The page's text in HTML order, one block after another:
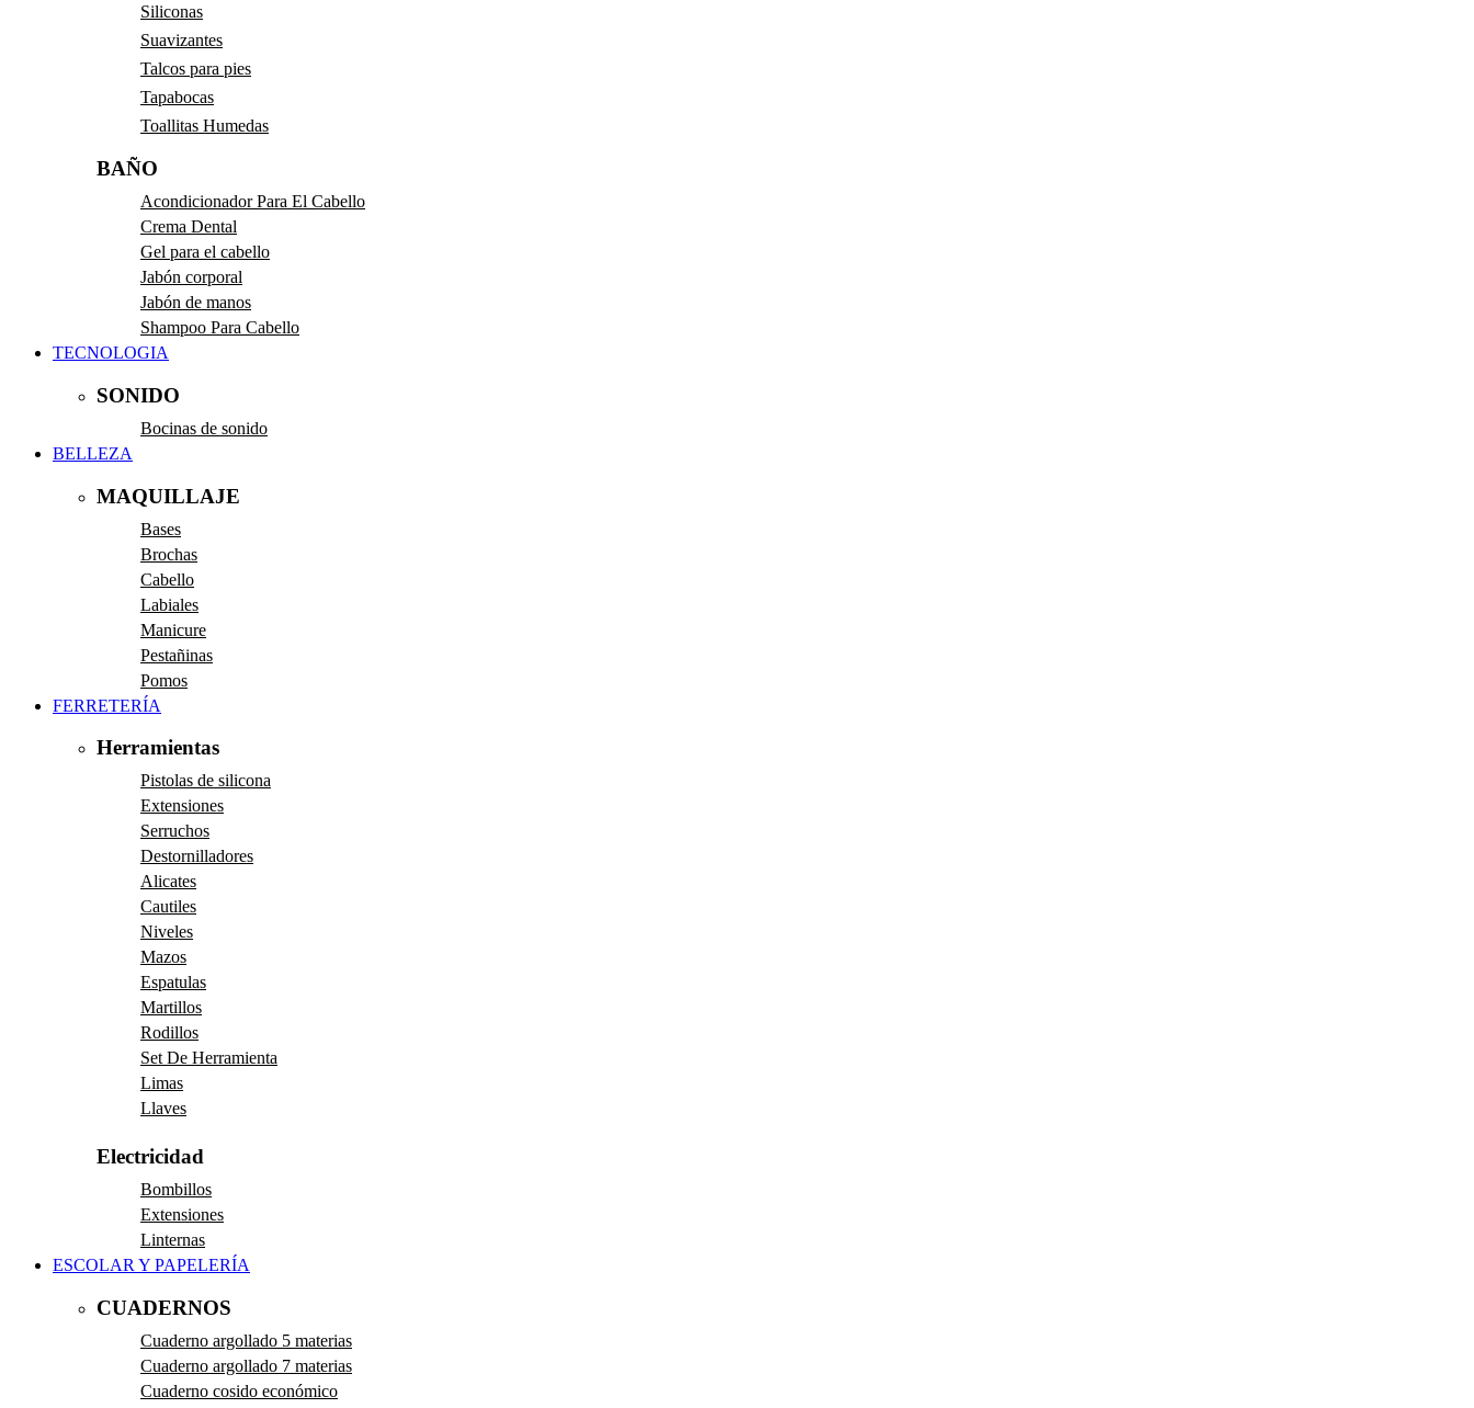
Siliconas
Suavizantes
Talcos para pies
Tapabocas
Toallitas Humedas
BAÑO
Acondicionador Para El Cabello
Crema Dental
Gel para el cabello
Jabón corporal
Jabón de manos
Shampoo Para Cabello
TECNOLOGIA
SONIDO
Bocinas de sonido
BELLEZA
MAQUILLAJE
Bases
Brochas
Cabello
Labiales
Manicure
Pestañinas
Pomos
FERRETERÍA
Herramientas
Pistolas de silicona
Extensiones
Serruchos
Destornilladores
Alicates
Cautiles
Niveles
Mazos
Espatulas
Martillos
Rodillos
Set De Herramienta
Limas
Llaves
Electricidad
Bombillos
Extensiones
Linternas
ESCOLAR Y PAPELERÍA
CUADERNOS
Cuaderno argollado 5 materias
Cuaderno argollado 7 materias
Cuaderno cosido económico